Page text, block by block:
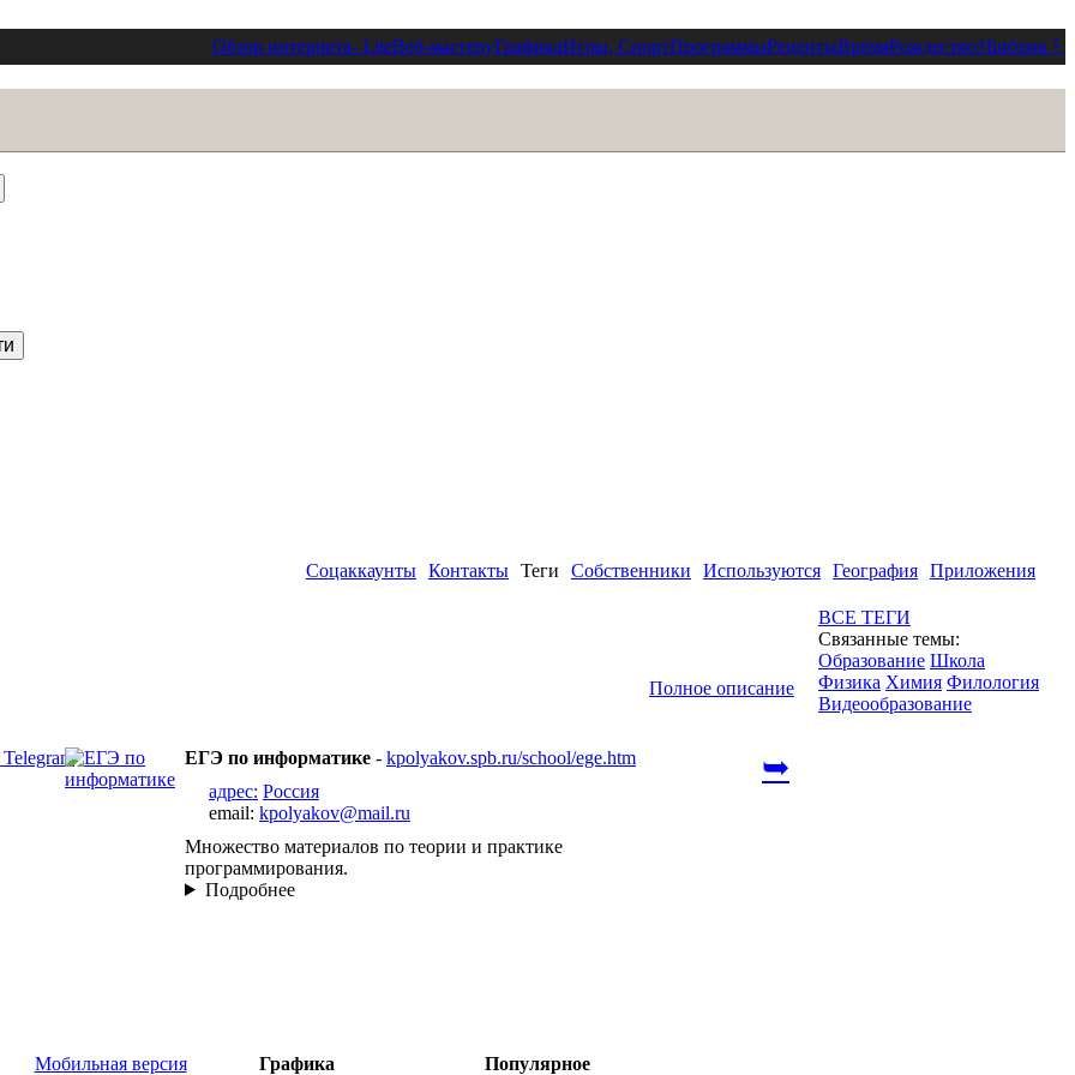
Обзор интернета- LiteВеб-мастеруГрафикаИгры, СпортПрограммыРецептыВремяРождество†Библия ⋮
Соцаккаунты Контакты Теги Собственники Используются География Приложения
Полное описание
ЕГЭ по информатике - kpolyakov.spb.ru/school/ege.htm
адрес: Россия
email: kpolyakov@mail.ru
Множество материалов по теории и практике
программирования.
Подробнее
➥
ВСЕ ТЕГИ
Связанные темы:
Образование Школа
Физика Химия Филология
Видеообразование
Мобильная версия Графика Популярное